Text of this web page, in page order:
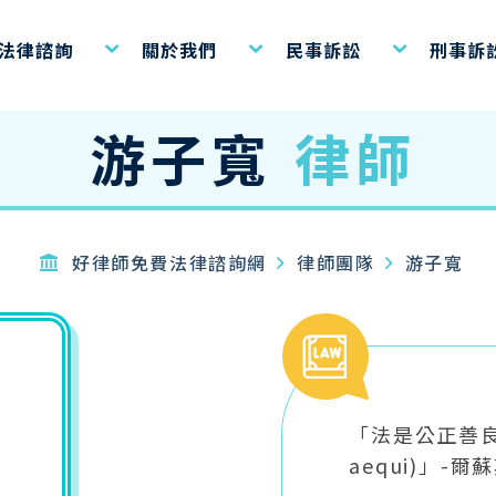
律諮詢 關於我們 民事訴訟 刑事訴
游子寬 律師
好律師免費法律諮詢網 律師團隊 游子寬
「法是公正
aequi)」-爾